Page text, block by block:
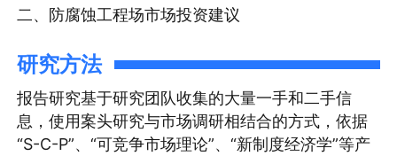
二、防腐蚀工程场市场投资建议
研究方法
报告研究基于研究团队收集的大量一手和二手信
息，使用案头研究与市场调研相结合的方式，依据
“S-C-P”、“可竞争市场理论”、“新制度经济学”等产